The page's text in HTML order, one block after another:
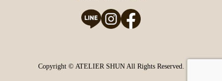
Copyright © ATELIER SHUN All Rights Reserved.